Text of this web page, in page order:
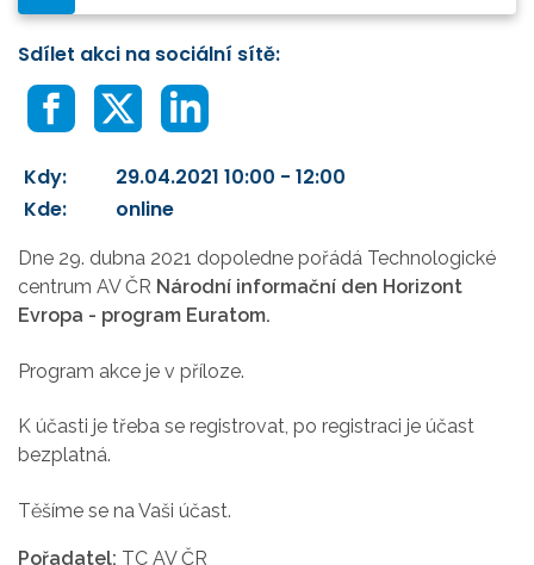
Sdílet akci na sociální sítě:
Kdy:
29.04.2021 10:00 - 12:00
Kde:
online
Dne 29. dubna 2021 dopoledne pořádá Technologické
centrum AV ČR Národní informační den Horizont
Evropa - program Euratom.
Program akce je v příloze.
K účasti je třeba se registrovat, po registraci je účast
bezplatná.
Těšíme se na Vaši účast.
Pořadatel: TC AV ČR